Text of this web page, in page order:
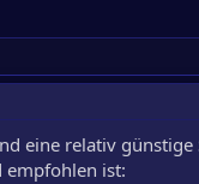
eine relativ
empfohlen ist: